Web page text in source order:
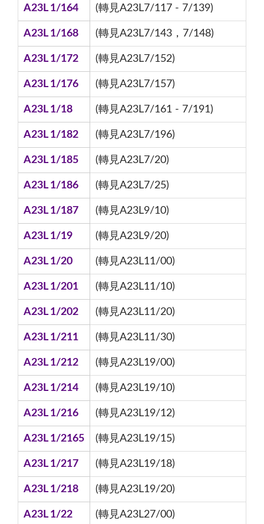
A23L 1/164 (轉見A23L7/117 - 7/139)
A23L 1/168 (轉見A23L7/143，7/148)
A23L 1/172 (轉見A23L7/152)
A23L 1/176 (轉見A23L7/157)
A23L 1/18 (轉見A23L7/161 - 7/191)
A23L 1/182 (轉見A23L7/196)
A23L 1/185 (轉見A23L7/20)
A23L 1/186 (轉見A23L7/25)
A23L 1/187 (轉見A23L9/10)
A23L 1/19 (轉見A23L9/20)
A23L 1/20 (轉見A23L11/00)
A23L 1/201 (轉見A23L11/10)
A23L 1/202 (轉見A23L11/20)
A23L 1/211 (轉見A23L11/30)
A23L 1/212 (轉見A23L19/00)
A23L 1/214 (轉見A23L19/10)
A23L 1/216 (轉見A23L19/12)
A23L 1/2165 (轉見A23L19/15)
A23L 1/217 (轉見A23L19/18)
A23L 1/218 (轉見A23L19/20)
A23L 1/22 (轉見A23L27/00)